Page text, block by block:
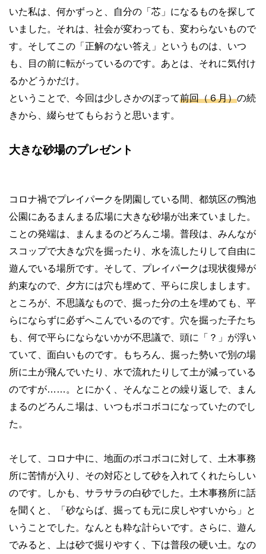
いた私は、何かずっと、自分の「芯」になるものを探して
いました。それは、社会が変わっても、変わらないもので
す。そしてこの「正解のない答え」というものは、いつ
も、目の前に転がっているのです。あとは、それに気付け
るかどうかだけ。
ということで、今回は少しさかのぼって前回（６月）の続
きから、綴らせてもらおうと思います。
大きな砂場のプレゼント
コロナ禍でプレイパークを閉園している間、都筑区の鴨池
公園にあるまんまる広場に大きな砂場が出来ていました。
ことの発端は、まんまるのどろんこ場。普段は、みんなが
スコップで大きな穴を掘ったり、水を流したりして自由に
遊んでいる場所です。そして、プレイパークは現状復帰が
約束なので、夕方には穴も埋めて、平らに戻しまします。
ところが、不思議なもので、掘った分の土を埋めても、平
らにならずに必ずへこんでいるのです。穴を掘った子たち
も、何で平らにならないかが不思議で、頭に「？」が浮い
ていて、面白いものです。もちろん、掘った勢いで別の場
所に土が飛んでいたり、水で流れたりして土が減っている
のですが…… 。とにかく、そんなことの繰り返しで、まん
まるのどろんこ場は、いつもボコボコになっていたのでし
た。
そして、コロナ中に、地面のボコボコに対して、土木事務
所に苦情が入り、その対応として砂を入れてくれたらしい
のです。しかも、サラサラの白砂でした。土木事務所に話
を聞くと、「砂ならば、掘っても元に戻しやすいから」と
いうことでした。なんとも粋な計らいです。さらに、遊ん
でみると、上は砂で掘りやすく、下は普段の硬い土。なの